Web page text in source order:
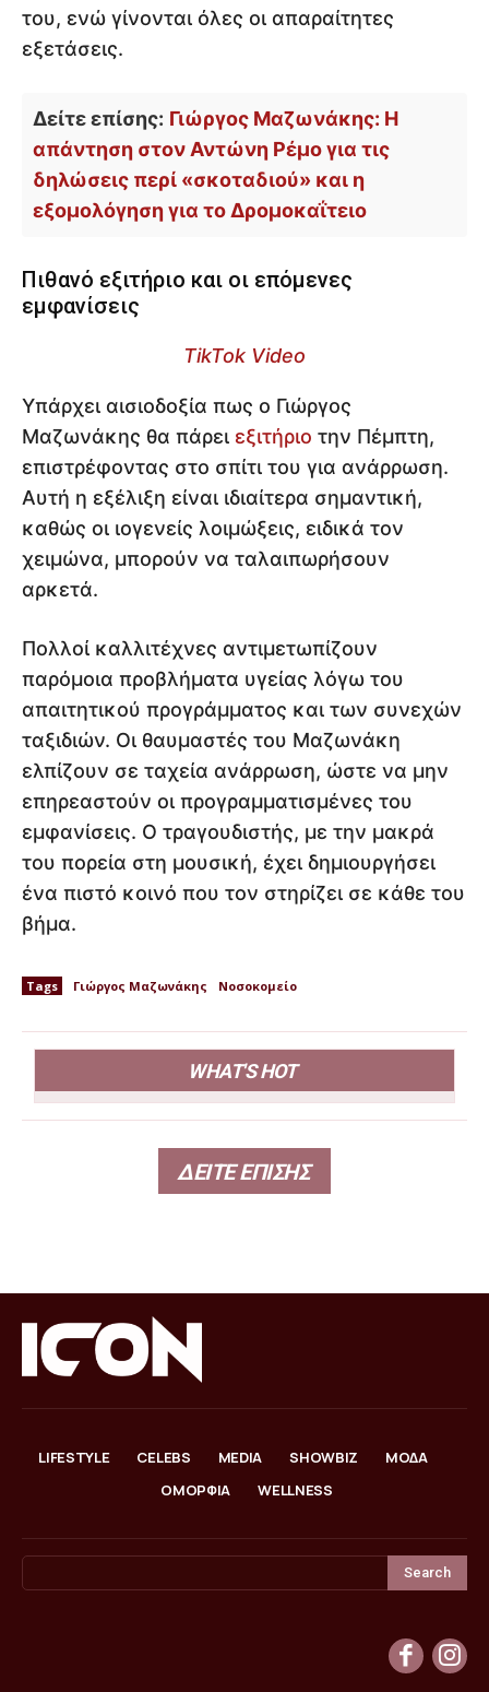
του, ενώ γίνονται όλες οι απαραίτητες
εξετάσεις.
Δείτε επίσης: Γιώργος Μαζωνάκης: Η
απάντηση στον Αντώνη Ρέμο για τις
δηλώσεις περί «σκοταδιού» και η
εξομολόγηση για το Δρομοκαΐτειο
Πιθανό εξιτήριο και οι επόμενες
εμφανίσεις
TikTok Video
Υπάρχει αισιοδοξία πως ο Γιώργος
Μαζωνάκης θα πάρει εξιτήριο την Πέμπτη,
επιστρέφοντας στο σπίτι του για ανάρρωση.
Αυτή η εξέλιξη είναι ιδιαίτερα σημαντική,
καθώς οι ιογενείς λοιμώξεις, ειδικά τον
χειμώνα, μπορούν να ταλαιπωρήσουν
αρκετά.
Πολλοί καλλιτέχνες αντιμετωπίζουν
παρόμοια προβλήματα υγείας λόγω του
απαιτητικού προγράμματος και των συνεχών
ταξιδιών. Οι θαυμαστές του Μαζωνάκη
ελπίζουν σε ταχεία ανάρρωση, ώστε να μην
επηρεαστούν οι προγραμματισμένες του
εμφανίσεις. Ο τραγουδιστής, με την μακρά
του πορεία στη μουσική, έχει δημιουργήσει
ένα πιστό κοινό που τον στηρίζει σε κάθε του
βήμα.
Tags Γιώργος Μαζωνάκης Νοσοκομείο
WHAT'S HOT
ΔΕΙΤΕ ΕΠΙΣΗΣ
LIFESTYLE CELEBS MEDIA SHOWBIZ
ΜΟΔΑ
ΟΜΟΡΦΙΑ
WELLNESS
Search